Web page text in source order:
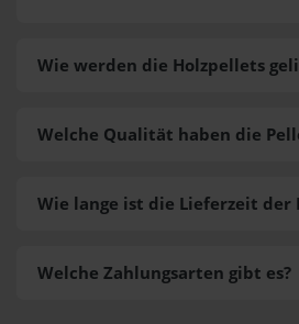
Wie werden die Holzpellets
Welche Zahlungsarten gibt es?
Welche Qualität haben die
Wie lange ist die Lieferzeit der